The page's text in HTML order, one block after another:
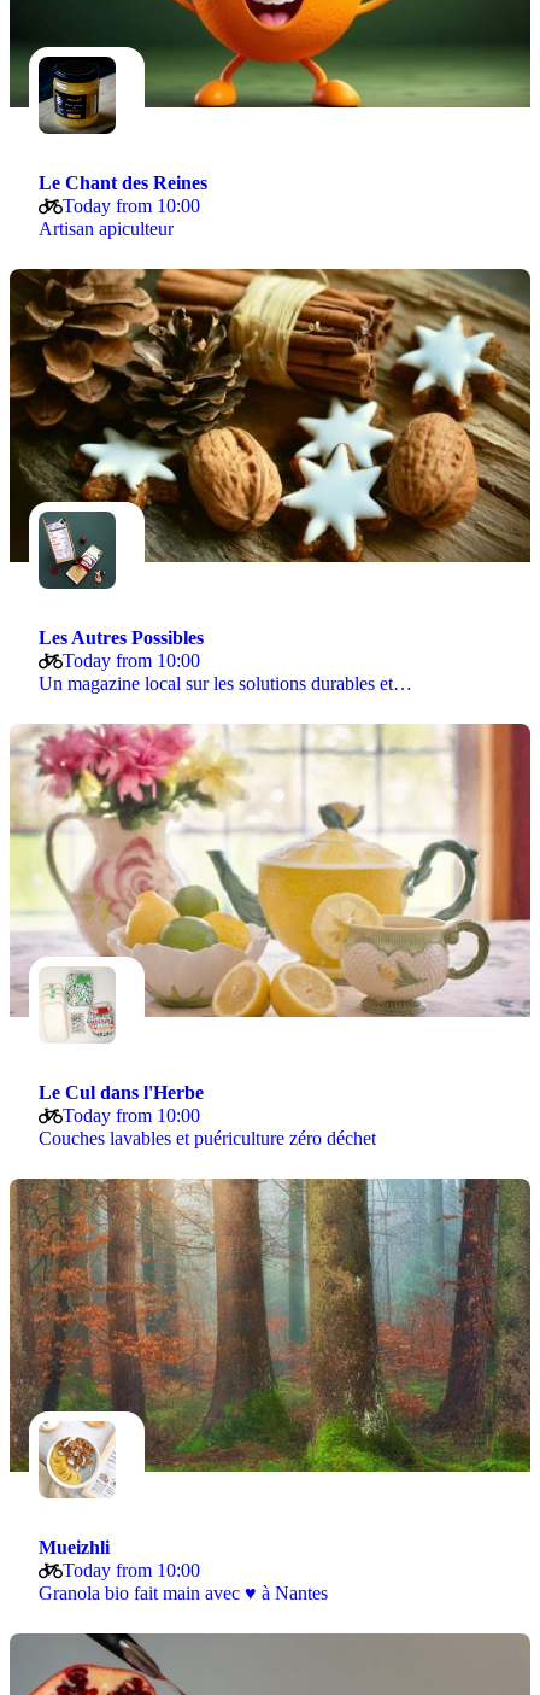
Le Chant des Reines
Today from 10:00
Artisan apiculteur
Les Autres Possibles
Today from 10:00
Un magazine local sur les solutions durables et…
Le Cul dans l'Herbe
Today from 10:00
Couches lavables et puériculture zéro déchet
Mueizhli
Today from 10:00
Granola bio fait main avec ♥ à Nantes